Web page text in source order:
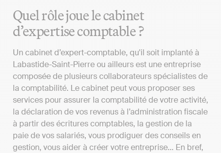
Quel rôle joue le cabinet
d’expertise comptable ?
Un cabinet d’expert-comptable, qu'il soit implanté à
Labastide-Saint-Pierre ou ailleurs est une entreprise
composée de plusieurs collaborateurs spécialistes de
la comptabilité. Le cabinet peut vous proposer ses
services pour assurer la comptabilité de votre activité,
la déclaration de vos revenus à l’administration fiscale
à partir des écritures comptables, la gestion de la
paie de vos salariés, vous prodiguer des conseils en
gestion, vous aider à créer votre entreprise… En bref,